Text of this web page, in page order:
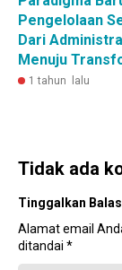
Pengelolaan
Dari
Menuju
1 tahun lalu
Tidak ada
Tinggalkan
Alamat email
ditandai *